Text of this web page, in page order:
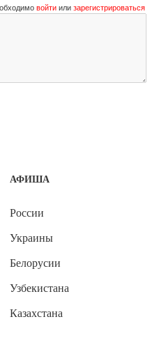
войти или зарегистрироваться
АФИША
России
Украины
Белорусии
Узбекистана
Казахстана